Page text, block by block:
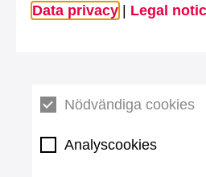
Data privacy
Legal
Nödvändiga cookies
Analyscookies